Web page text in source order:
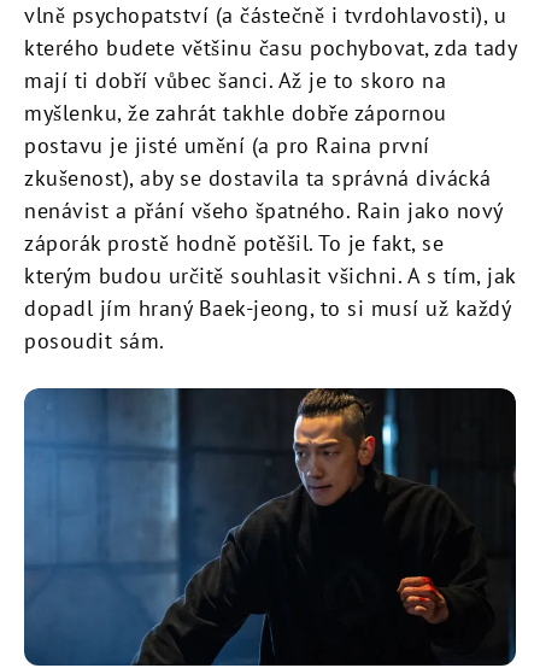
vlně psychopatství (a částečně i tvrdohlavosti), u
kterého budete většinu času pochybovat, zda tady
mají ti dobří vůbec šanci. Až je to skoro na
myšlenku, že zahrát takhle dobře zápornou
postavu je jisté umění (a pro Raina první
zkušenost), aby se dostavila ta správná divácká
nenávist a přání všeho špatného. Rain jako nový
záporák prostě hodně potěšil. To je fakt, se
kterým budou určitě souhlasit všichni. A s tím, jak
dopadl jím hraný Baek-jeong, to si musí už každý
posoudit sám.